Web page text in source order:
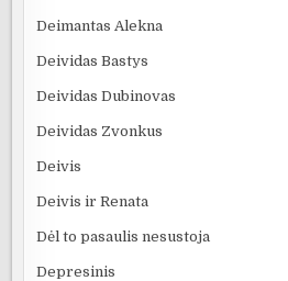
Deimantas Alekna
Deividas Bastys
Deividas Dubinovas
Deividas Zvonkus
Deivis
Deivis ir Renata
Dėl to pasaulis nesustoja
Depresinis